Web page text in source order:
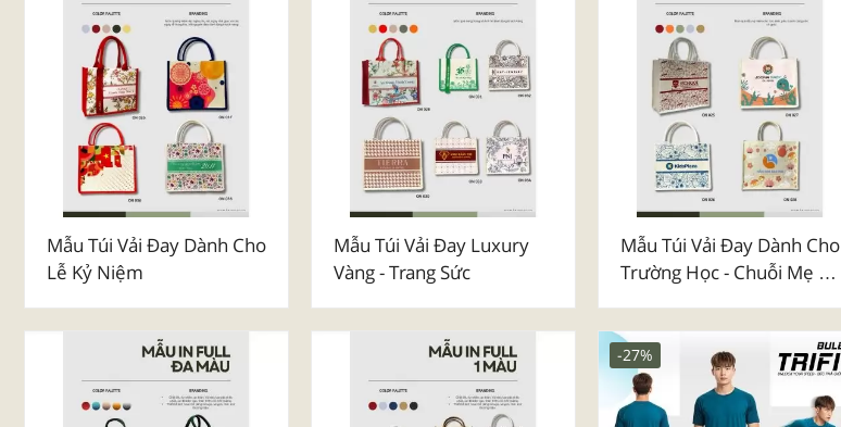
Mẫu Túi Vải Đay Dành Cho
Lễ Kỷ Niệm
Mẫu Túi Vải Đay Luxury
Vàng - Trang Sức
Mẫu Túi Vải Đay Dành Cho
Trường Học - Chuỗi Mẹ &
-27%